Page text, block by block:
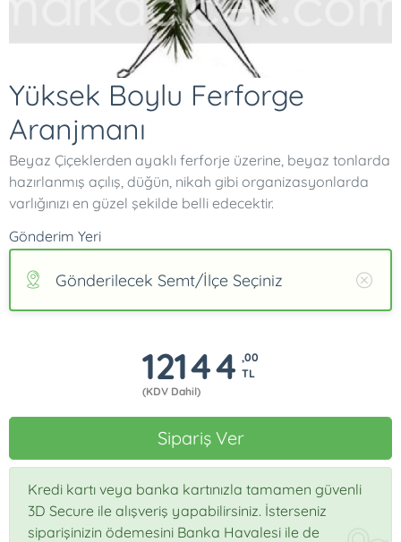
Yüksek Boylu Ferforge
Aranjmanı
Beyaz Çiçeklerden ayaklı ferforje üzerine, beyaz tonlarda
hazırlanmış açılış, düğün, nikah gibi organizasyonlarda
varlığınızı en güzel şekilde belli edecektir.
Gönderim Yeri
Gönderilecek Semt/İlçe Seçiniz
12144 ,00
TL
(KDV Dahil)
Sipariş Ver
Kredi kartı veya banka kartınızla tamamen güvenli
3D Secure ile alışveriş yapabilirsiniz. İsterseniz
siparişinizin ödemesini Banka Havalesi ile de